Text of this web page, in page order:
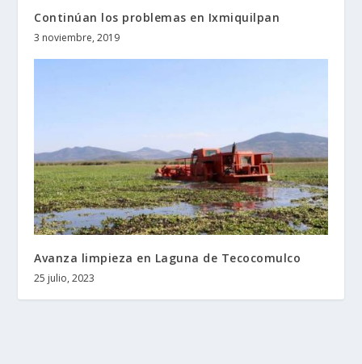
Continúan los problemas en Ixmiquilpan
3 noviembre, 2019
Avanza limpieza en Laguna de Tecocomulco
25 julio, 2023